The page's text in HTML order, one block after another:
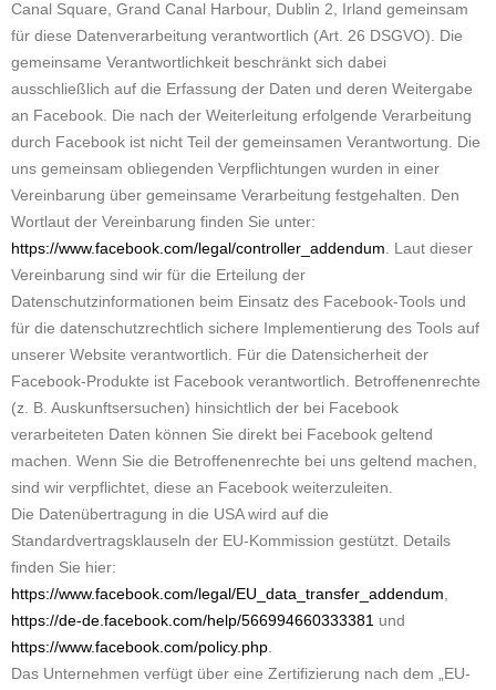
Canal Square, Grand Canal Harbour, Dublin 2, Irland gemeinsam
für diese Datenverarbeitung verantwortlich (Art. 26 DSGVO). Die
gemeinsame Verantwortlichkeit beschränkt sich dabei
ausschließlich auf die Erfassung der Daten und deren Weitergabe
an Facebook. Die nach der Weiterleitung erfolgende Verarbeitung
durch Facebook ist nicht Teil der gemeinsamen Verantwortung. Die
uns gemeinsam obliegenden Verpflichtungen wurden in einer
Vereinbarung über gemeinsame Verarbeitung festgehalten. Den
Wortlaut der Vereinbarung finden Sie unter:
https://www.facebook.com/legal/controller_addendum . Laut dieser
Vereinbarung sind wir für die Erteilung der
Datenschutzinformationen beim Einsatz des Facebook-Tools und
für die datenschutzrechtlich sichere Implementierung des Tools auf
unserer Website verantwortlich. Für die Datensicherheit der
Facebook-Produkte ist Facebook verantwortlich. Betroffenenrechte
(z. B. Auskunftsersuchen) hinsichtlich der bei Facebook
verarbeiteten Daten können Sie direkt bei Facebook geltend
machen. Wenn Sie die Betroffenenrechte bei uns geltend machen,
sind wir verpflichtet, diese an Facebook weiterzuleiten.
Die Datenübertragung in die USA wird auf die
Standardvertragsklauseln der EU-Kommission gestützt. Details
finden Sie hier:
https://www.facebook.com/legal/EU_data_transfer_addendum
https://de-de.facebook.com/help/566994660333381 und
https://www.facebook.com/policy.php
Das Unternehmen verfügt über eine Zertifizierung nach dem „EU-